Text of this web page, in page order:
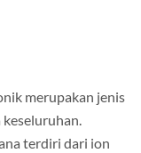
merupakan jenis
keseluruhan.
terdiri dari ion